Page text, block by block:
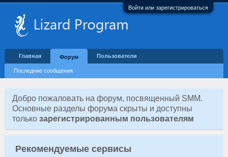
Войти или зарегистрироваться
Добро пожаловать на форум, посвященный SMM.
Основные разделы форума скрыты и доступны
толькозарегистрированным пользователям
Рекомендуемые сервисы
Главная Форум
Последние сообщения
Пользователи